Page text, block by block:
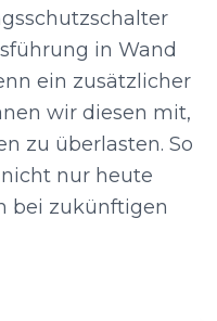
in Wand
ein zusätzlicher
wir diesen mit,
zu überlasten. So
nur heute
bei zukünftigen